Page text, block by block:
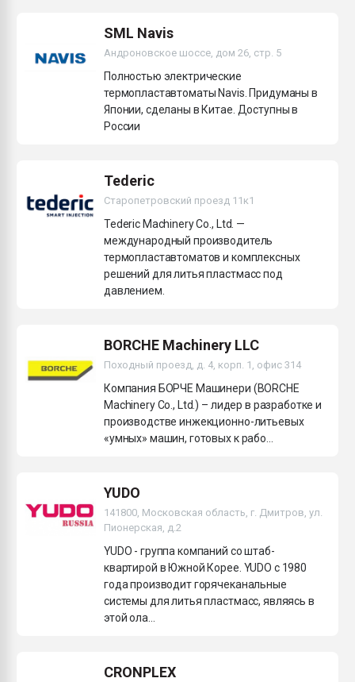
SML Navis
Андроновское шоссе, дом 26, стр. 5
Полностью электрические
термопластавтоматы Navis. Придуманы в
Японии, сделаны в Китае. Доступны в
России
Tederic
Старопетровский проезд 11к1
Tederic Machinery Co., Ltd. —
международный производитель
термопластавтоматов и комплексных
решений для литья пластмасс под
давлением.
YUDO
141800, Московская область, г. Дмитров, ул.
Пионерская, д.2
YUDO - группа компаний со штаб-
квартирой в Южной Корее. YUDO c 1980
года производит горячеканальные
системы для литья пластмасс, являясь в
этой ола...
BORCHE Machinery LLC
Походный проезд, д. 4, корп. 1, офис 314
Компания БОРЧЕ Машинери (BORCHE
Machinery Co., Ltd.) – лидер в разработке и
производстве инжекционно-литьевых
«умных» машин, готовых к рабо...
CRONPLEX